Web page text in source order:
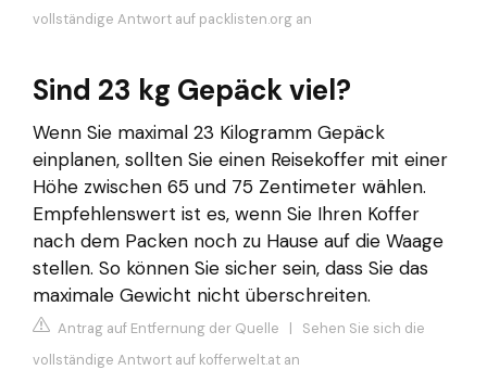
vollständige Antwort auf packlisten.org an
Sind 23 kg Gepäck viel?
Wenn Sie maximal 23 Kilogramm Gepäck
einplanen, sollten Sie einen Reisekoffer mit einer
Höhe zwischen 65 und 75 Zentimeter wählen.
Empfehlenswert ist es, wenn Sie Ihren Koffer
nach dem Packen noch zu Hause auf die Waage
stellen. So können Sie sicher sein, dass Sie das
maximale Gewicht nicht überschreiten.
Antrag auf Entfernung der Quelle | Sehen Sie sich die
vollständige Antwort auf kofferwelt.at an